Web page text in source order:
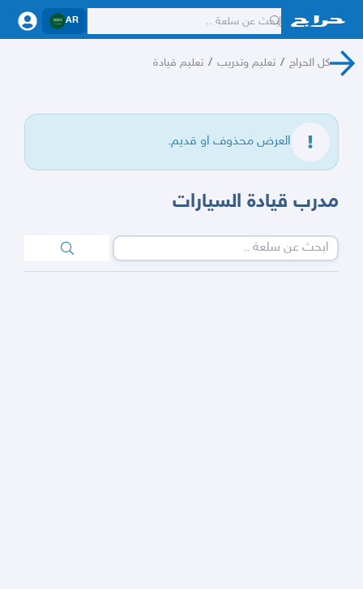
AR
كل الحراج / تعليم وتدريب / تعليم قيادة
العرض محذوف او قديم.
مدرب قيادة السيارات